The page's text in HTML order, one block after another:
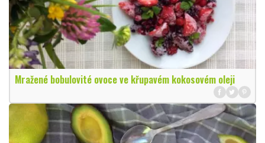
Mražené bobulovité ovoce ve křupavém kokosovém oleji